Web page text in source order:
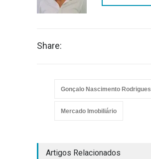
Share:
Gonçalo Nascimento Rodrigues
Mercado Imobiliário
Artigos Relacionados